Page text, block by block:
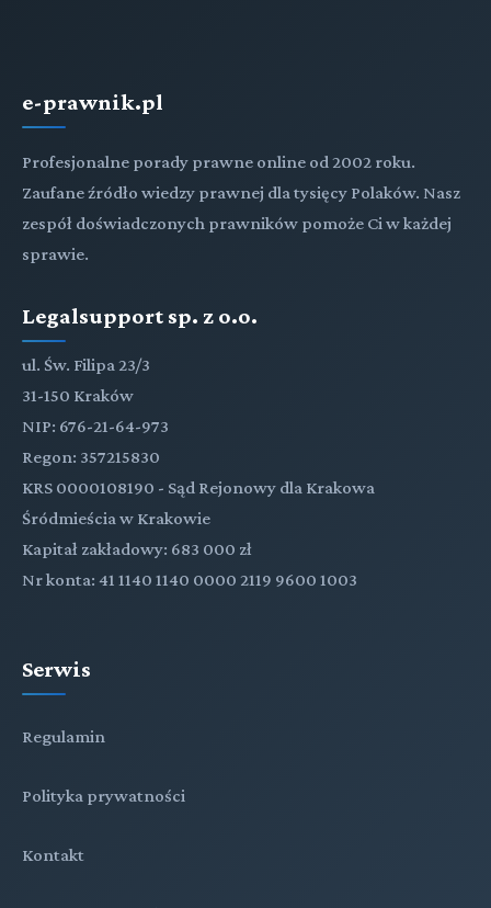
e-prawnik.pl
Profesjonalne porady prawne online od 2002 roku.
Zaufane źródło wiedzy prawnej dla tysięcy Polaków. Nasz
zespół doświadczonych prawników pomoże Ci w każdej
sprawie.
Legalsupport sp. z o.o.
ul. Św. Filipa 23/3
31-150 Kraków
NIP: 676-21-64-973
Regon: 357215830
KRS 0000108190 - Sąd Rejonowy dla Krakowa
Śródmieścia w Krakowie
Kapitał zakładowy: 683 000 zł
Nr konta: 41 1140 1140 0000 2119 9600 1003
Serwis
Regulamin
Polityka prywatności
Kontakt